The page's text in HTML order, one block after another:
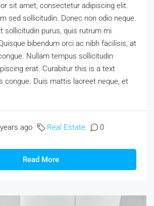
sit amet, consectetur adipiscing elit.
sed sollicitudin. Donec non odio neque.
sollicitudin purus, quis rutrum mi
bibendum orci ac nibh facilisis, at
Nullam tempus sollicitudin
erat. Curabitur this is a text
congue. Duis mattis laoreet neque, et
ago Real Estate 0
Read More